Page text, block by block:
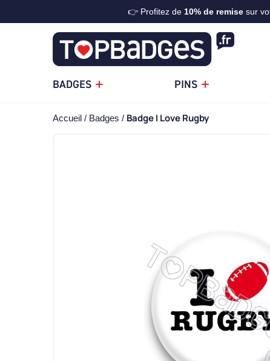
👉 Profitez de 10% de remisesur
BADGES PINS
Accueil Badges Badge I Love Rugby